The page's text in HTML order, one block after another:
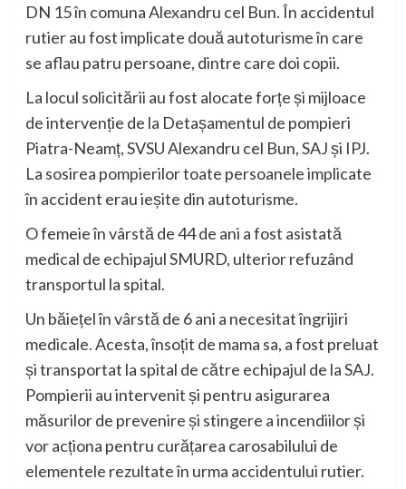
DN 15 în comuna Alexandru cel Bun. În accidentul
rutier au fost implicate două autoturisme în care
se aflau patru persoane, dintre care doi copii.
La locul solicitării au fost alocate forțe și mijloace
de intervenție de la Detașamentul de pompieri
Piatra-Neamț, SVSU Alexandru cel Bun, SAJ și IPJ.
La sosirea pompierilor toate persoanele implicate
în accident erau ieșite din autoturisme.
O femeie în vârstă de 44 de ani a fost asistată
medical de echipajul SMURD, ulterior refuzând
transportul la spital.
Un băiețel în vârstă de 6 ani a necesitat îngrijiri
medicale. Acesta, însoțit de mama sa, a fost preluat
și transportat la spital de către echipajul de la SAJ.
Pompierii au intervenit și pentru asigurarea
măsurilor de prevenire și stingere a incendiilor și
vor acționa pentru curățarea carosabilului de
elementele rezultate în urma accidentului rutier.